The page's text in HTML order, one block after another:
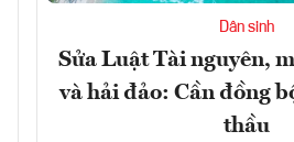
Dân sinh
Sửa Luật Tài nguyên,
và hải đảo: Cần đồng
thầu